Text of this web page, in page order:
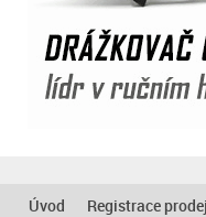
Úvod Registrace